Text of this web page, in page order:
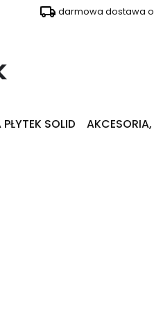
darmowa dostawa
SOLID